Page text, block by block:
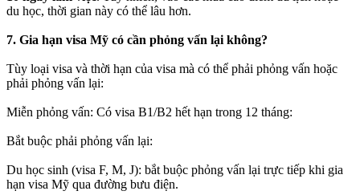
du học, thời gian này có thể lâu hơn.
7. Gia hạn visa Mỹ có cần phỏng vấn lại không?
Tùy loại visa và thời hạn của visa mà có thể phải phỏng vấn hoặc
phải phỏng vấn lại:
Miễn phỏng vấn: Có visa B1/B2 hết hạn trong 12 tháng:
Bắt buộc phải phỏng vấn lại:
Du học sinh (visa F, M, J): bắt buộc phỏng vấn lại trực tiếp khi gia
hạn visa Mỹ qua đường bưu điện.